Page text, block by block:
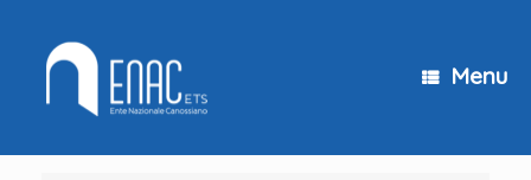
contenuto
Menu